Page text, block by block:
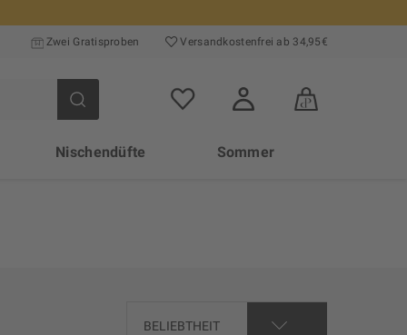
Zwei Gratisproben Versand­kosten­frei ab 34,95€
Nischendüfte Sommer